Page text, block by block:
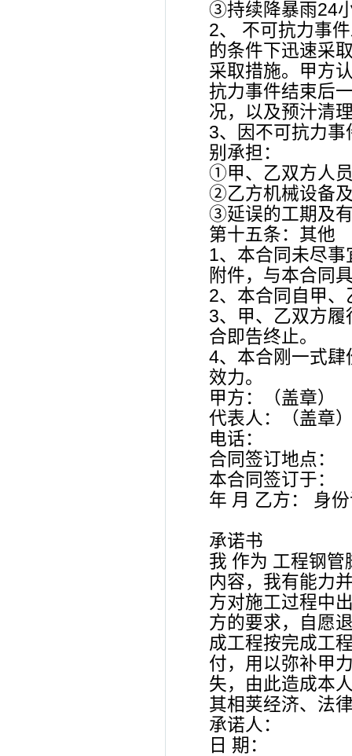
③持续降暴雨24
2、 不可抗力事
的条件下迅速采
采取措施。甲方
抗力事件结束后
况，以及预汁清
3、因不可抗力
别承担：
①甲、乙双方人
②乙方机械设备
③延误的工期及
第十五条：其他
1、本合同未尽
附件，与本合同
2、本合同自甲
3、甲、乙双方
合即告终止。
4、本合刚一式
效力。
甲方：（盖章）
代表人：（盖章
电话：
合同签订地点：
本合同签订于：
年 月 乙方： 身
承诺书
我 作为 工程钢
内容，我有能力
方对施工过程中
方的要求，自愿
成工程按完成工
付，用以弥补甲
失，由此造成本
其相荚经济、法
承诺人：
日 期：